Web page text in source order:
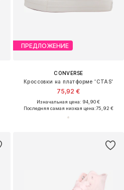
ПРЕДЛОЖЕНИЕ
CONVERSE
Кроссовки на платформе 'CTAS'
75,92 €
Изначальная цена: 94,90 €
Последняя самая низкая цена:75,92 €